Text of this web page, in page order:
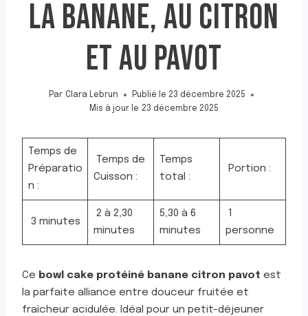
LA BANANE, AU CITRON
ET AU PAVOT
Par Clara Lebrun Publié le 23 décembre 2025
Mis à jour le 23 décembre 2025
Temps de
Préparatio
n :
Temps de
Cuisson :
Temps
total :
Portion :
3 minutes
2 à 2,30
minutes
5,30 à 6
minutes
1
personne
Ce bowl cake protéiné banane citron pavot est
la parfaite alliance entre douceur fruitée et
fraîcheur acidulée. Idéal pour un petit-déjeuner